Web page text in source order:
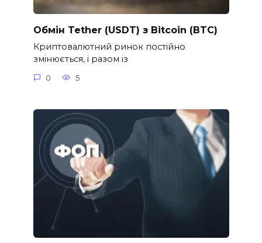
Обмін Tether (USDT) з Bitcoin (BTC)
Криптовалютний ринок постійно
змінюється, і разом із
0 5